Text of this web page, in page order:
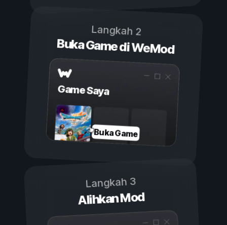
Langkah 2
Buka Game di WeMod
Game Saya
Buka Game
Langkah 3
Alihkan Mod